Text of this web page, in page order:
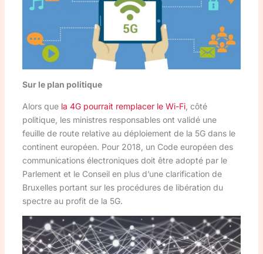
Sur le plan politique
Alors que la 4G pourrait remplacer le Wi-Fi, côté
politique, les ministres responsables ont validé une
feuille de route relative au déploiement de la 5G dans le
continent européen. Pour 2018, un Code européen des
communications électroniques doit être adopté par le
Parlement et le Conseil en plus d’une clarification de
Bruxelles portant sur les procédures de libération du
spectre au profit de la 5G.